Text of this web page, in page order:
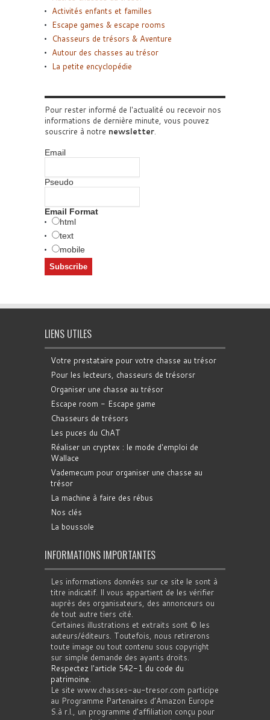
Activités enfants et familles
Escape games & escape rooms
Chasseurs de trésors & Aventure
Autour des chasses au trésor
La petite encyclopédie
Pour rester informé de l'actualité ou recevoir nos
informations de dernière minute, vous pouvez
souscrire à notre newsletter.
Email
Pseudo
Email Format
html
text
mobile
LIENS UTILES
Votre prestataire pour votre chasse au trésor
Pour les lecteurs, chasseurs de trésorsr
Organiser une chasse au trésor
Escape room - Escape game
Chasseurs de trésors
Les puces du ChAT
Réaliser un cryptex : le mode d'emploi de
Wallace
Vademecum pour organiser une chasse au
trésor
La machine à faire des rébus
Nos clés
La boussole
INFORMATIONS IMPORTANTES
Les informations données sur ce site le sont à
titre indicatif. Il vous appartient de les vérifier
auprès des organisateurs, des annonceurs ou
de tout autre tiers cité.
Certaines illustrations et extraits sont © les
auteurs/éditeurs. Toutefois, nous retirerons
toute image ou tout contenu sous copyright
sur simple demande des ayants droits.
Respectez l'article 542-1 du code du
patrimoine.
Le site www.chasses-au-tresor.com participe
au Programme Partenaires d’Amazon Europe
S.à r.l., un programme d’affiliation conçu pour